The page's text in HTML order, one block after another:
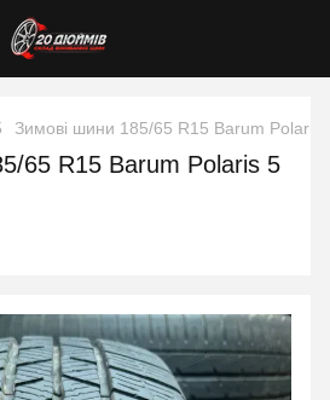
Зимові шини 185/65 R15 Barum Polaris
65 R15 Barum Polaris 5